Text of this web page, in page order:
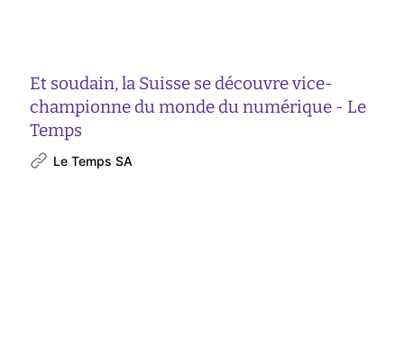
Et soudain, la Suisse se découvre vice-
championne du monde du numérique - Le
Temps
Le Temps SA